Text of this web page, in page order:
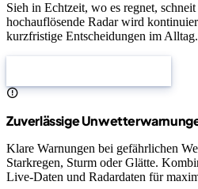
Sieh in Echtzeit, wo es regnet,
hochauflösende Radar wird
kurzfristige Entscheidungen im Alltag.
Zuverlässige
Klare Warnungen bei gefährlichen
Starkregen, Sturm oder Glätte.
Live-Daten und Radardaten für